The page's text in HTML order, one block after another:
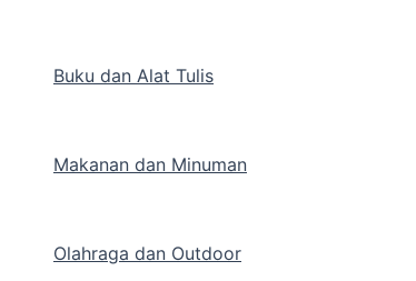
Buku dan Alat Tulis
Makanan dan Minuman
Olahraga dan Outdoor